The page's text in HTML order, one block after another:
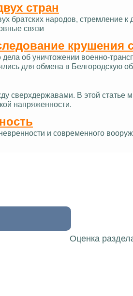
стран
братских народов, стремление
связи
крушения
об уничтожении военно-
для обмена в Белгородскую
сверхдержавами. В этой
напряженности.
и современного
Оценка